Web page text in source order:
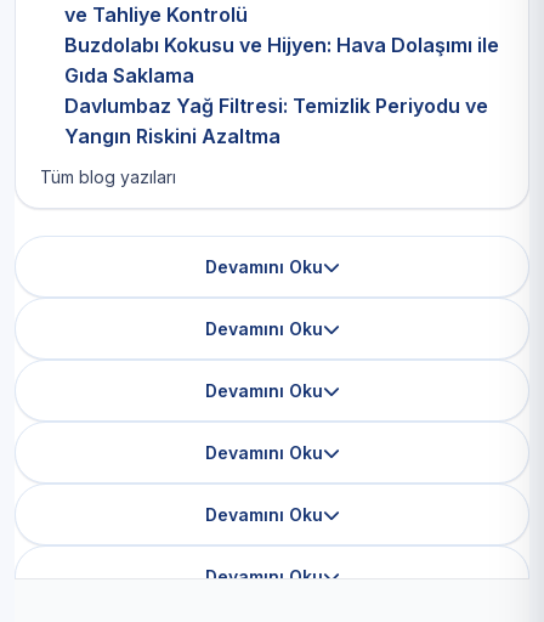
ve Tahliye Kontrolü
Buzdolabı Kokusu ve Hijyen: Hava Dolaşımı ile
Gıda Saklama
Davlumbaz Yağ Filtresi: Temizlik Periyodu ve
Yangın Riskini Azaltma
Tüm blog yazıları
Devamını Oku
Devamını Oku
Devamını Oku
Devamını Oku
Devamını Oku
Devamını Oku